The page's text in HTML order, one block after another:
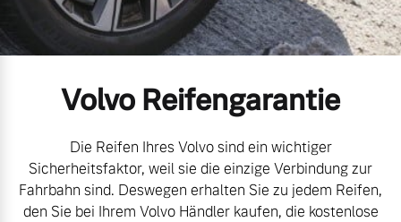
Aktuelle Zubehörangebote
Zubehörkatalog
Aktuelle Serviceangebote
Service by Volvo
Unsere News & Events
Volvo Reifengarantie
Die Reifen Ihres Volvo sind ein wichtiger
Sicherheitsfaktor, weil sie die einzige Verbindung zur
Fahrbahn sind. Deswegen erhalten Sie zu jedem Reifen,
den Sie bei Ihrem Volvo Händler kaufen, die kostenlose